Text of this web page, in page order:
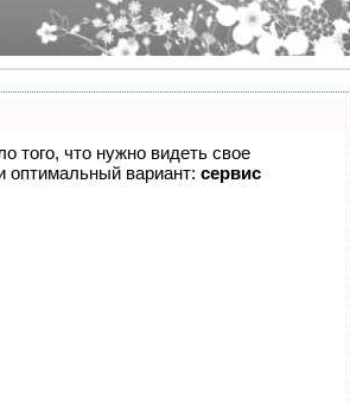
того, что нужно видеть свое
оптимальный вариант: сервис